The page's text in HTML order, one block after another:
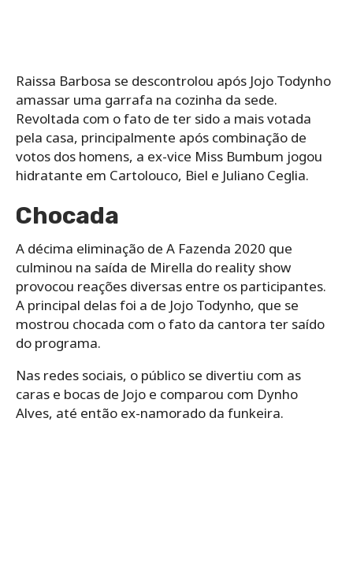
Raissa Barbosa se descontrolou após Jojo Todynho
amassar uma garrafa na cozinha da sede.
Revoltada com o fato de ter sido a mais votada
pela casa, principalmente após combinação de
votos dos homens, a ex-vice Miss Bumbum jogou
hidratante em Cartolouco, Biel e Juliano Ceglia.
Chocada
A décima eliminação de A Fazenda 2020 que
culminou na saída de Mirella do reality show
provocou reações diversas entre os participantes.
A principal delas foi a de Jojo Todynho, que se
mostrou chocada com o fato da cantora ter saído
do programa.
Nas redes sociais, o público se divertiu com as
caras e bocas de Jojo e comparou com Dynho
Alves, até então ex-namorado da funkeira.